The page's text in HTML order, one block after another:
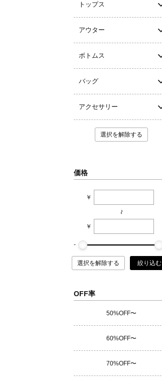
トップス
アウター
ボトムス
バッグ
アクセサリー
選択を解除する
価格
￥
~
￥
選択を解除する 絞り込む
OFF率
50%OFF〜
60%OFF〜
70%OFF〜